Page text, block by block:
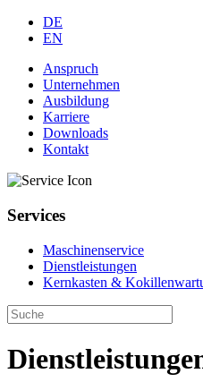
DE
EN
Anspruch
Unternehmen
Ausbildung
Karriere
Downloads
Kontakt
Services
Maschinenservice
Dienstleistungen
Kernkasten &